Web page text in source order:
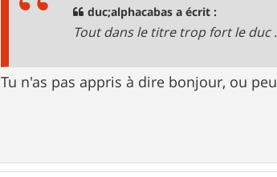
duc;alphacabas a écrit :
Tout dans le titre trop fort le duc
Tu n'as pas appris à dire bonjour, ou